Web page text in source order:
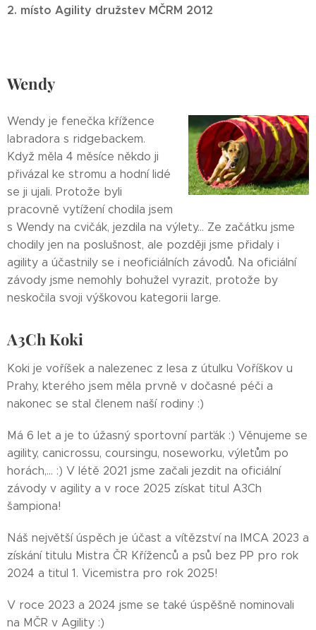
2. místo Agility družstev MČRM 2012
Wendy
Wendy je fenečka křížence
labradora s ridgebackem.
Když měla 4 měsíce někdo ji
přivázal ke stromu a hodní lidé
se ji ujali. Protože byli
pracovně vytížení chodila jsem
s Wendy na cvičák, jezdila na výlety... Ze začátku jsme
chodily jen na poslušnost, ale později jsme přidaly i
agility a účastnily se i neoficiálních závodů. Na oficiální
závody jsme nemohly bohužel vyrazit, protože by
neskočila svoji výškovou kategorii large.
A3Ch Koki
Koki je voříšek a nalezenec z lesa z útulku Voříškov u
Prahy, kterého jsem měla prvně v dočasné péči a
nakonec se stal členem naší rodiny :)
Má 6 let a je to úžasný sportovní parťák :) Věnujeme se
agility, canicrossu, coursingu, noseworku, výletům po
horách,... :) V létě 2021 jsme začali jezdit na oficiální
závody v agility a v roce 2025 získat titul A3Ch
šampiona!
Náš největší úspěch je účast a vítězství na IMCA 2023 a
získání titulu Mistra ČR Kříženců a psů bez PP pro rok
2024 a titul 1. Vicemistra pro rok 2025!
V roce 2023 a 2024 jsme se také úspěšně nominovali
na MČR v Agility :)